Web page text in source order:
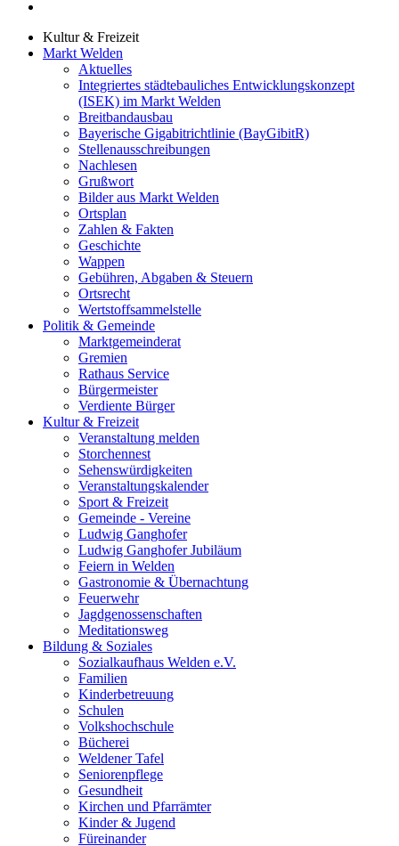
Kultur & Freizeit
Markt Welden
Aktuelles
Integriertes städtebauliches Entwicklungskonzept
(ISEK) im Markt Welden
Breitbandausbau
Bayerische Gigabitrichtlinie (BayGibitR)
Stellenausschreibungen
Nachlesen
Grußwort
Bilder aus Markt Welden
Ortsplan
Zahlen & Fakten
Geschichte
Wappen
Gebühren, Abgaben & Steuern
Ortsrecht
Wertstoffsammelstelle
Politik & Gemeinde
Marktgemeinderat
Gremien
Rathaus Service
Bürgermeister
Verdiente Bürger
Kultur & Freizeit
Veranstaltung melden
Storchennest
Sehenswürdigkeiten
Veranstaltungskalender
Sport & Freizeit
Gemeinde - Vereine
Ludwig Ganghofer
Ludwig Ganghofer Jubiläum
Feiern in Welden
Gastronomie & Übernachtung
Feuerwehr
Jagdgenossenschaften
Meditationsweg
Bildung & Soziales
Sozialkaufhaus Welden e.V.
Familien
Kinderbetreuung
Schulen
Volkshochschule
Bücherei
Weldener Tafel
Seniorenpflege
Gesundheit
Kirchen und Pfarrämter
Kinder & Jugend
Füreinander